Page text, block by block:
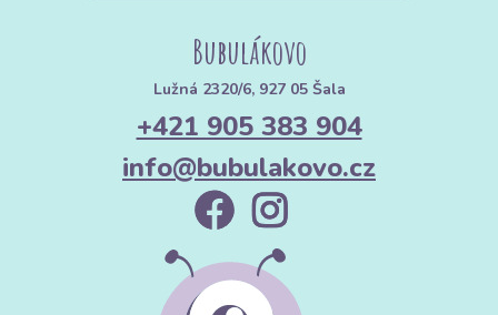
Bubulákovo
Lužná 2320/6, 927 05 Šala
+421 905 383 904
info@bubulakovo.cz